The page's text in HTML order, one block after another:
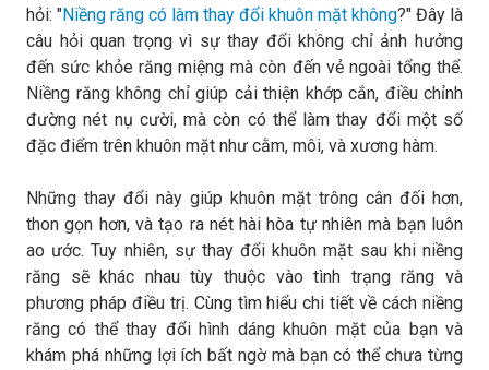
hỏi: "Niềng răng có làm thay đổi khuôn mặt không?" Đây là
câu hỏi quan trọng vì sự thay đổi không chỉ ảnh hưởng
đến sức khỏe răng miệng mà còn đến vẻ ngoài tổng thể.
Niềng răng không chỉ giúp cải thiện khớp cắn, điều chỉnh
đường nét nụ cười, mà còn có thể làm thay đổi một số
đặc điểm trên khuôn mặt như cằm, môi, và xương hàm.
Những thay đổi này giúp khuôn mặt trông cân đối hơn,
thon gọn hơn, và tạo ra nét hài hòa tự nhiên mà bạn luôn
ao ước. Tuy nhiên, sự thay đổi khuôn mặt sau khi niềng
răng sẽ khác nhau tùy thuộc vào tình trạng răng và
phương pháp điều trị. Cùng tìm hiểu chi tiết về cách niềng
răng có thể thay đổi hình dáng khuôn mặt của bạn và
khám phá những lợi ích bất ngờ mà bạn có thể chưa từng